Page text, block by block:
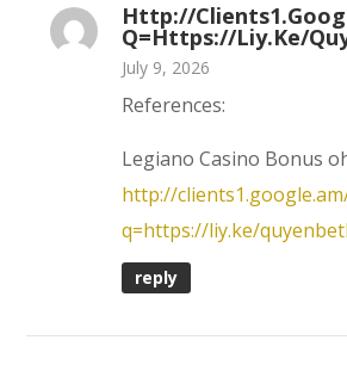
Http://
Q=https://liy.ke/
July 9, 2026
References:
Legiano Casino Bonus
http://
q=https://liy.ke/
reply